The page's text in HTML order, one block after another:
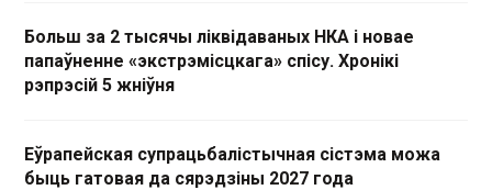
Больш за 2 тысячы ліквідаваных НКА і новае
папаўненне «экстрэмісцкага» спісу. Хронікі
рэпрэсій 5 жніўня
Еўрапейская супрацьбалістычная сістэма можа
быць гатовая да сярэдзіны 2027 года